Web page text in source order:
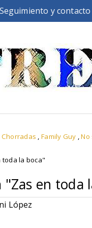
Seguimiento y contacto
Chorradas , Family Guy ,No
toda la boca"
"Zas en toda
López